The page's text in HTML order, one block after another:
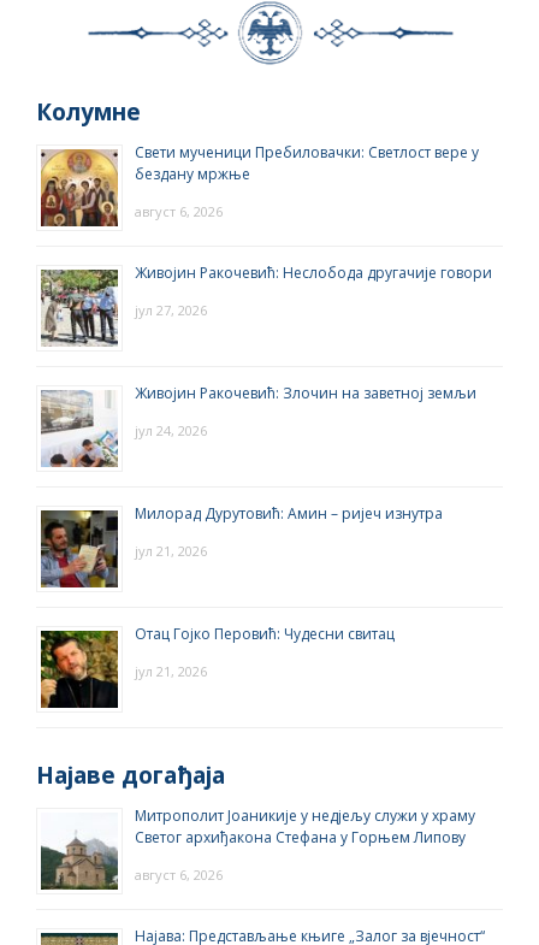
Колумне
Свети мученици Пребиловачки: Светлост вере у
бездану мржње
август 6, 2026
Живојин Ракочевић: Неслобода другачије говори
јул 27, 2026
Живојин Ракочевић: Злочин на заветној земљи
јул 24, 2026
Милорад Дурутовић: Амин – ријеч изнутра
јул 21, 2026
Отац Гојко Перовић: Чудесни свитац
јул 21, 2026
Најаве догађаја
Митрополит Јоаникије у недјељу служи у храму
Светог архиђакона Стефана у Горњем Липову
август 6, 2026
Најава: Представљање књиге „Залог за вјечност“